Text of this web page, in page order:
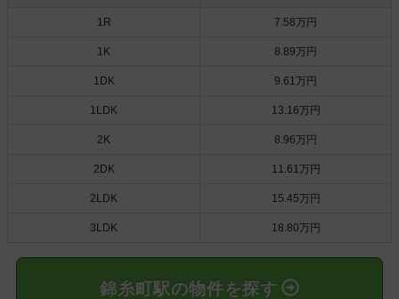
1R 7.58万円
1K 8.89万円
1DK 9.61万円
1LDK 13.16万円
2K 8.96万円
2DK 11.61万円
2LDK 15.45万円
3LDK 18.80万円
錦糸町駅の物件を探す